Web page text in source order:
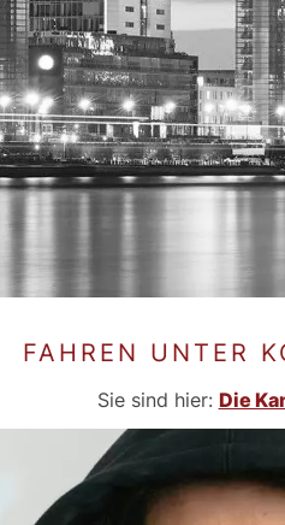
FAHREN UNTER
Sie sind hier: Die